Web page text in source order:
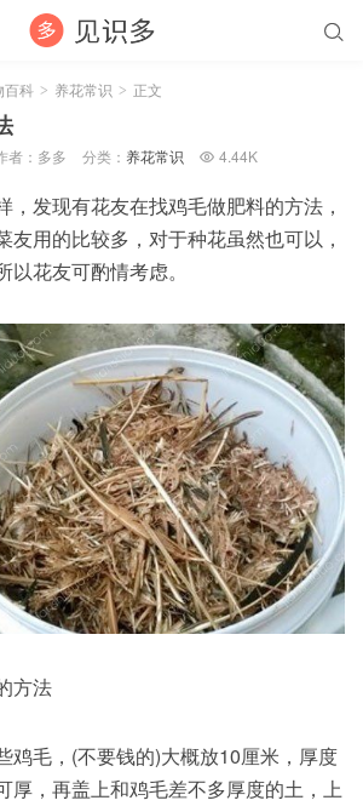

百科 > 养花常识 > 正文
者：多多 分类： 养花常识  4.44K
，发现有花友在找鸡毛做肥料的方法，
友用的比较多，对于种花虽然也可以，
花友可酌情考虑。
方法
鸡毛，(不要钱的)大概放10厘米，厚度
厚，再盖上和鸡毛差不多厚度的土，上